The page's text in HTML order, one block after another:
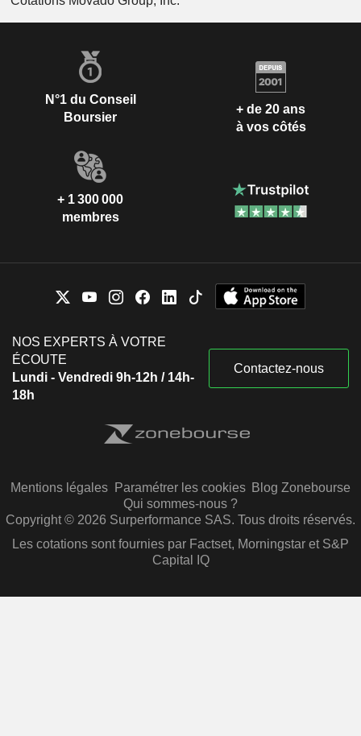
N°1 du Conseil
Boursier
+ de 20 ans
à vos côtés
+ 1 300 000
membres
NOS EXPERTS À VOTRE
ÉCOUTE
Lundi - Vendredi 9h-12h / 14h-
18h
Contactez-nous
Mentions légales Paramétrer les cookies Blog Zonebourse
Qui sommes-nous ?
Copyright © 2026 Surperformance SAS. Tous droits réservés.
Les cotations sont fournies par Factset, Morningstar et S&P
Capital IQ